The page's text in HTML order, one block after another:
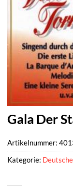
Gala Der
Artikelnummer:
Kategorie: